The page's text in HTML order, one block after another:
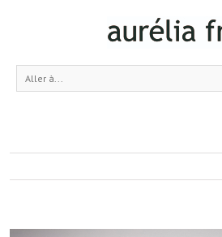
Aller à...